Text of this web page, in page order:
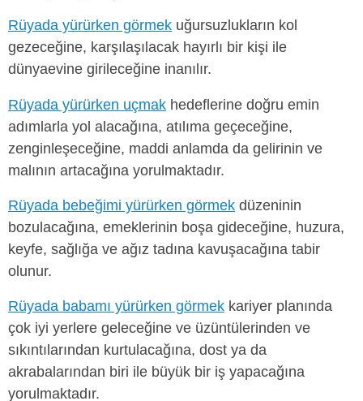
Rüyada yürürken görmek uğursuzlukların kol
gezeceğine, karşılaşılacak hayırlı bir kişi ile
dünyaevine girileceğine inanılır.
Rüyada yürürken uçmak hedeflerine doğru emin
adımlarla yol alacağına, atılıma geçeceğine,
zenginleşeceğine, maddi anlamda da gelirinin ve
malının artacağına yorulmaktadır.
Rüyada bebeğimi yürürken görmek düzeninin
bozulacağına, emeklerinin boşa gideceğine, huzura,
keyfe, sağlığa ve ağız tadına kavuşacağına tabir
olunur.
Rüyada babamı yürürken görmek kariyer planında
çok iyi yerlere geleceğine ve üzüntülerinden ve
sıkıntılarından kurtulacağına, dost ya da
akrabalarından biri ile büyük bir iş yapacağına
yorulmaktadır.